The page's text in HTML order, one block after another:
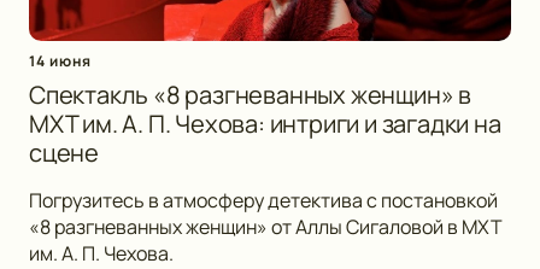
14 июня
Спектакль «8 разгневанных женщин» в
МХТ им. А. П. Чехова: интриги и загадки на
сцене
Погрузитесь в атмосферу детектива с постановкой
«8 разгневанных женщин» от Аллы Сигаловой в МХТ
им. А. П. Чехова.